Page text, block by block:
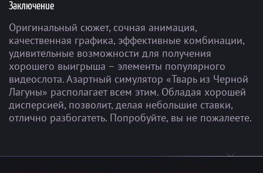
Заключение
Оригинальный сюжет, сочная анимация,
качественная графика, эффективные комбинации,
удивительные возможности для получения
хорошего выигрыша – элементы популярного
видеослота. Азартный симулятор «Тварь из Черной
Лагуны» располагает всем этим. Обладая хорошей
дисперсией, позволит, делая небольшие ставки,
отлично разбогатеть. Попробуйте, вы не пожалеете.